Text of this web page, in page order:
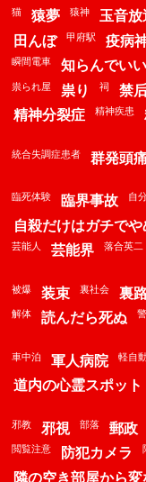
猫 猿夢 猿神 玉音放
田んぼ 甲府駅 疫病
瞬間電車 知らんでいい
祟られ屋 祟り 祠 禁
精神分裂症 精神疾患
統合失調症患者 群発頭
臨死体験 臨界事故 自
自殺だけはガチで
芸能人 芸能界 落合英二
被爆 装束 裏社会 裏
解体 読んだら死ぬ
車中泊 軍人病院 軽自
道内の心霊スポット
邪教 邪視 部落 郵政
閲覧注意 防犯カメラ
隣の空き部屋から